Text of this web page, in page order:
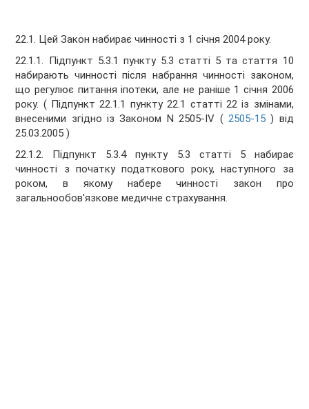
22.1. Цей Закон набирає чинності з 1 січня 2004 року.
22.1.1. Підпункт 5.3.1 пункту 5.3 статті 5 та стаття 10
набирають чинності після набрання чинності законом,
що регулює питання іпотеки, але не раніше 1 січня 2006
року. ( Підпункт 22.1.1 пункту 22.1 статті 22 із змінами,
внесеними згідно із Законом N 2505-IV ( 2505-15) від
25.03.2005 )
22.1.2. Підпункт 5.3.4 пункту 5.3 статті 5 набирає
чинності з початку податкового року, наступного за
роком, в якому набере чинності закон про
загальнообов'язкове медичне страхування.